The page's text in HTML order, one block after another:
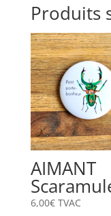
Produits
AIMANT
6,00€ TVAC